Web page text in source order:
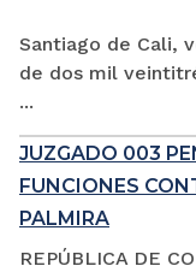
Santiago de Cali,
de dos mil
...
JUZGADO 003
FUNCIONES
PALMIRA
REPÚBLICA DE